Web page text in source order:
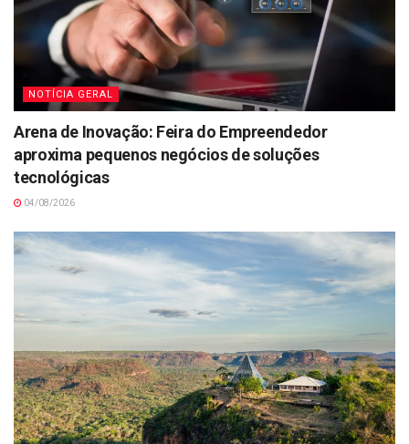
NOTÍCIA GERAL
Arena de Inovação: Feira do Empreendedor
aproxima pequenos negócios de soluções
tecnológicas
04/08/2026